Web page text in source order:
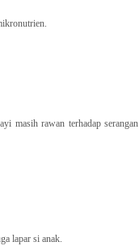
masih rawan terhadap serangan
lapar si anak.